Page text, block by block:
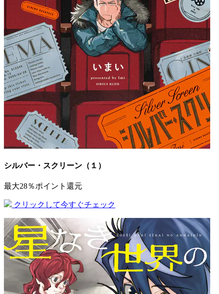
シルバー・スクリーン（１）
最大28％ポイント還元
クリックして今すぐチェック